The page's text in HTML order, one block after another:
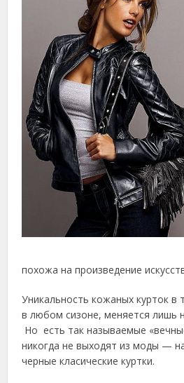
похожа на произведение
Уникальность кожаных курток
в любом сизоне, меняется лишь
Но есть так называемые
никогда не выходят из моды —
черные класические куртки.